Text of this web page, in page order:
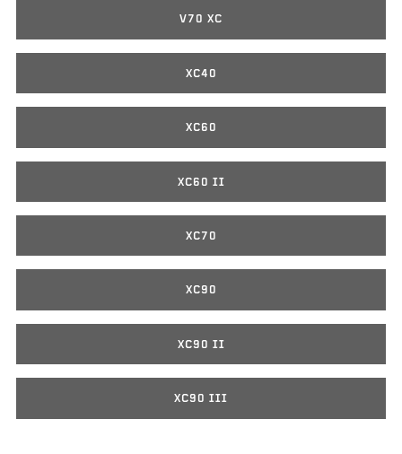
V70 XC
XC40
XC60
XC60 II
XC70
XC90
XC90 II
XC90 III